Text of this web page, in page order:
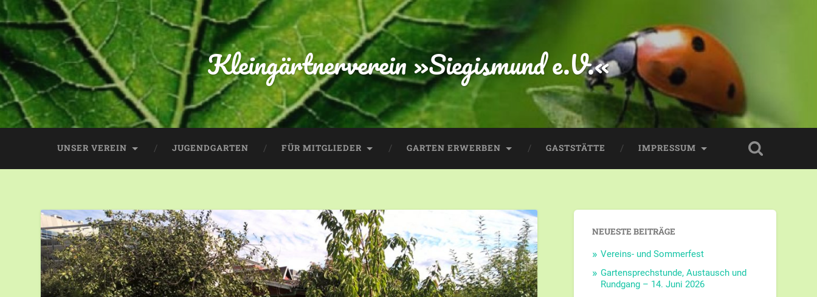
Kleingärtnerverein »Siegismund e.V.«
UNSER VEREIN JUGENDGARTEN FÜR MITGLIEDER GARTEN ERWERBEN GASTSTÄTTE IMPRESSUM
NEUESTE BEITRÄGE
Vereins- und Sommerfest
Gartensprechstunde, Austausch und
Rundgang – 14. Juni 2026